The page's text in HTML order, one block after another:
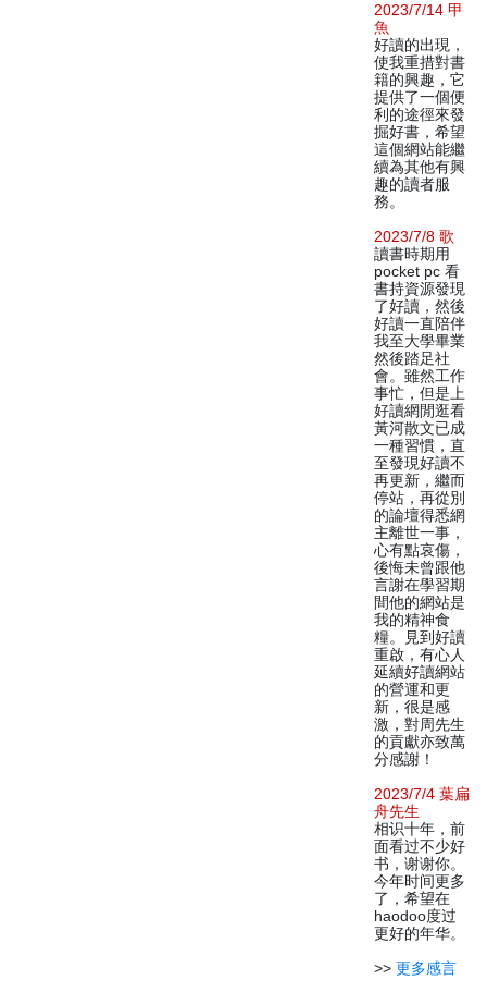
2023/7/14 甲
魚
好讀的出現，
使我重措對書
籍的興趣，它
提供了一個便
利的途徑來發
掘好書，希望
這個網站能繼
續為其他有興
趣的讀者服
務。
2023/7/8 歌
讀書時期用
pocket pc 看
書持資源發現
了好讀，然後
好讀一直陪伴
我至大學畢業
然後踏足社
會。雖然工作
事忙，但是上
好讀網閒逛看
黃河散文已成
一種習慣，直
至發現好讀不
再更新，繼而
停站，再從別
的論壇得悉網
主離世一事，
心有點哀傷，
後悔未曾跟他
言謝在學習期
間他的網站是
我的精神食
糧。見到好讀
重啟，有心人
延續好讀網站
的營運和更
新，很是感
激，對周先生
的貢獻亦致萬
分感謝！
2023/7/4 葉扁
舟先生
相识十年，前
面看过不少好
书，谢谢你。
今年时间更多
了，希望在
haodoo度过
更好的年华。
>> 更多感言